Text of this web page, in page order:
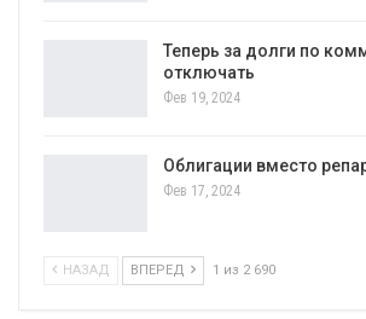
Теперь за долги по
отключать
Фев 19, 2024
Облигации вместо
Фев 17, 2024
НАЗАД ВПЕРЕД 1 из 2 690